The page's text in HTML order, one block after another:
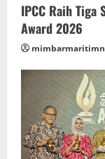
IPCC Raih Tiga
Award 2026